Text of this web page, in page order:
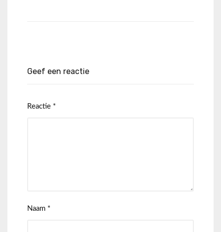
Geef een reactie
Reactie *
Naam *